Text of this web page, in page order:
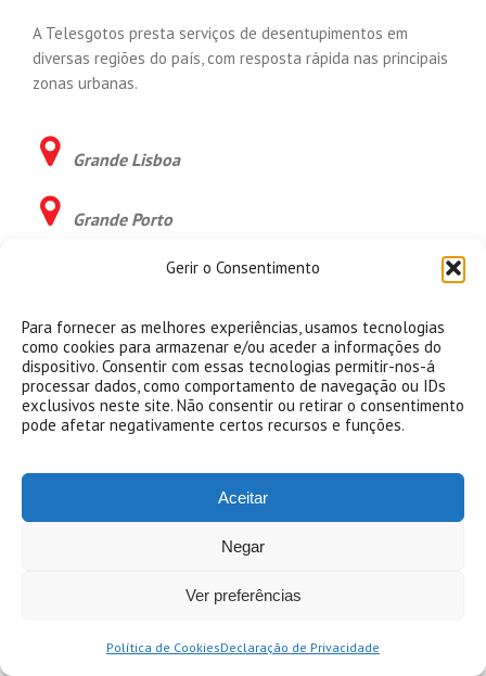
Gerir o Consentimento
Para fornecer as melhores experiências, usamos tecnologias
como cookies para armazenar e/ou aceder a informações do
dispositivo. Consentir com essas tecnologias permitir-nos-á
processar dados, como comportamento de navegação ou IDs
exclusivos neste site. Não consentir ou retirar o consentimento
pode afetar negativamente certos recursos e funções.
Aceitar
Negar
Ver preferências
Política de CookiesDeclaração de Privacidade
A Telesgotos presta serviços de desentupimentos em
diversas regiões do país, com resposta rápida nas principais
zonas urbanas.
Grande Lisboa
Grande Porto
Sintra
Cascais